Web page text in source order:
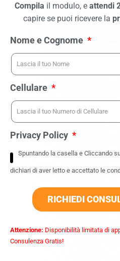
Compila il modulo, e attendi
capire se puoi ricevere la
Nome e Cognome
Cellulare
Privacy Policy
Spuntando la casella e Cliccando
dichiari di aver letto e accettato le
RICHIEDI
Attenzione: Disponibilità limitata di
Consulenza Gratis!